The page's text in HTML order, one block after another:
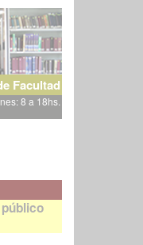
Facultad
8 a 18hs.